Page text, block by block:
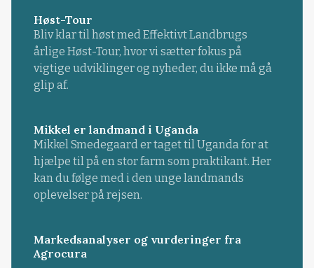
Høst-Tour
Bliv klar til høst med Effektivt Landbrugs
årlige Høst-Tour, hvor vi sætter fokus på
vigtige udviklinger og nyheder, du ikke må gå
glip af.
Mikkel er landmand i Uganda
Mikkel Smedegaard er taget til Uganda for at
hjælpe til på en stor farm som praktikant. Her
kan du følge med i den unge landmands
oplevelser på rejsen.
Markedsanalyser og vurderinger fra
Agrocura